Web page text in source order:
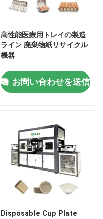
高性能医療用トレイの製造
ライン 廃棄物紙リサイクル
機器
お問い合わせを送信
Disposable Cup Plate